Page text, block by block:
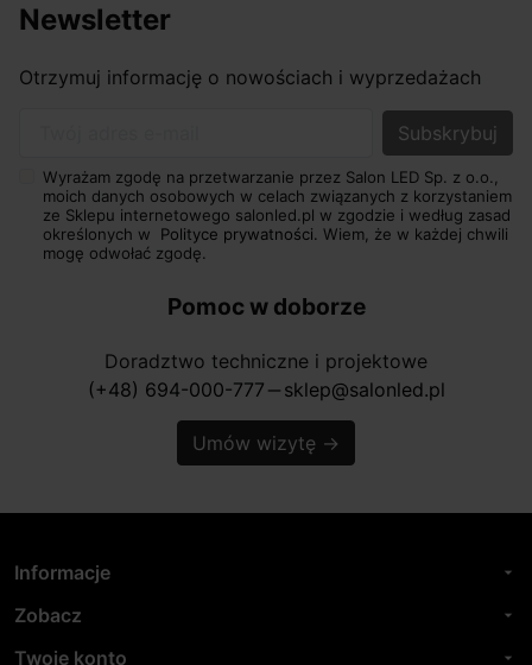
Newsletter
Otrzymuj informację o nowościach i wyprzedażach
Wyrażam zgodę na przetwarzanie przez Salon LED Sp. z o.o.,
moich danych osobowych w celach związanych z korzystaniem
ze Sklepu internetowego salonled.pl w zgodzie i według zasad
określonych w Polityce prywatności. Wiem, że w każdej chwili
mogę odwołać zgodę.
Pomoc w doborze
Doradztwo techniczne i projektowe
(+48) 694-000-777 horizontal_rule sklep@salonled.pl
Umów wizytę →
Informacje arrow_drop_down
Zobacz arrow_drop_down
Twoje konto arrow_drop_down